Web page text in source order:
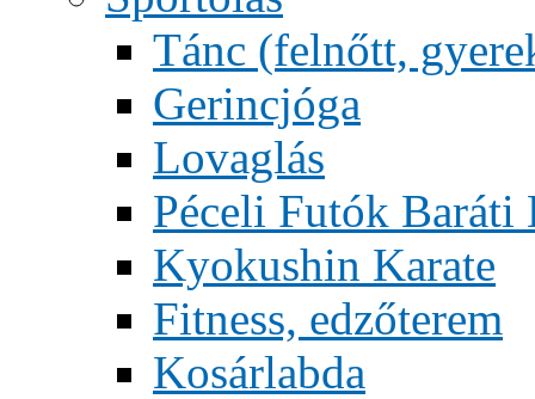
Tánc (felnőtt,
Gerincjóga
Lovaglás
Péceli Futók Baráti
Kyokushin Karate
Fitness, edzőterem
Kosárlabda